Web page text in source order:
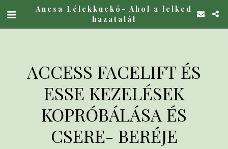
Ancsa Lélekkuckó- Ahol a lelked
hazatalál
ACCESS FACELIFT ÉS
ESSE KEZELÉSEK
KOPRÓBÁLÁSA ÉS
CSERE- BERÉJE